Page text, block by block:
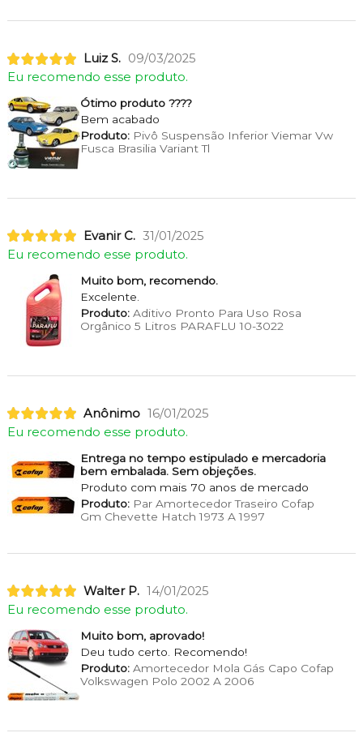
Luiz S. 09/03/2025
Eu recomendo esse produto.
Ótimo produto ????
Bem acabado
Produto:Pivô Suspensão Inferior Viemar Vw
Fusca Brasilia Variant Tl
Evanir C. 31/01/2025
Eu recomendo esse produto.
Muito bom, recomendo.
Excelente.
Produto:Aditivo Pronto Para Uso Rosa
Orgânico 5 Litros PARAFLU 10-3022
Anônimo 16/01/2025
Eu recomendo esse produto.
Entrega no tempo estipulado e mercadoria
bem embalada. Sem objeções.
Produto com mais 70 anos de mercado
Produto:Par Amortecedor Traseiro Cofap
Gm Chevette Hatch 1973 A 1997
Walter P. 14/01/2025
Eu recomendo esse produto.
Muito bom, aprovado!
Deu tudo certo. Recomendo!
Produto:Amortecedor Mola Gás Capo Cofap
Volkswagen Polo 2002 A 2006